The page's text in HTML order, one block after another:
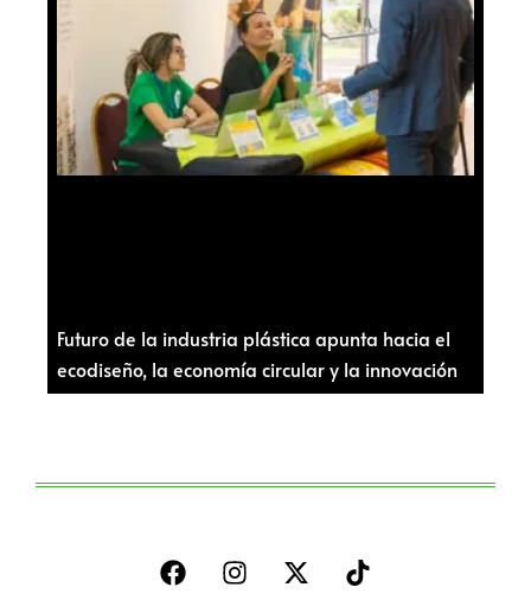
Futuro de la industria plástica apunta hacia el
ecodiseño, la economía circular y la innovación